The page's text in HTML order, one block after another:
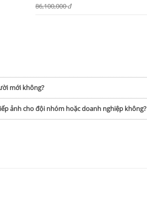
86,100,000đ
mới không?
ảnh cho đội nhóm hoặc doanh nghiệp không?